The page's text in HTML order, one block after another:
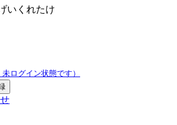
いくれたけ
未ログイン状態です）